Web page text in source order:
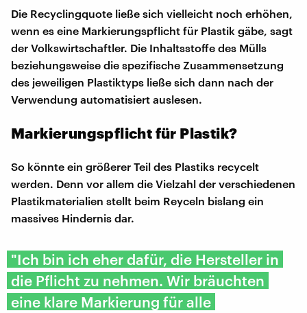
Die Recyclingquote ließe sich vielleicht noch erhöhen,
wenn es eine Markierungspflicht für Plastik gäbe, sagt
der Volkswirtschaftler. Die Inhaltsstoffe des Mülls
beziehungsweise die spezifische Zusammensetzung
des jeweiligen Plastiktyps ließe sich dann nach der
Verwendung automatisiert auslesen.
Markierungspflicht für Plastik?
So könnte ein größerer Teil des Plastiks recycelt
werden. Denn vor allem die Vielzahl der verschiedenen
Plastikmaterialien stellt beim Reyceln bislang ein
massives Hindernis dar.
"Ich bin ich eher dafür, die Hersteller in
die Pflicht zu nehmen. Wir bräuchten
eine klare Markierung für alle